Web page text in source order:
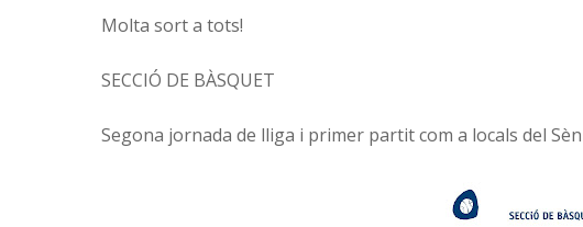
Molta sort a tots!
SECCIÓ DE BÀSQUET
Segona jornada de lliga i primer partit com a locals del